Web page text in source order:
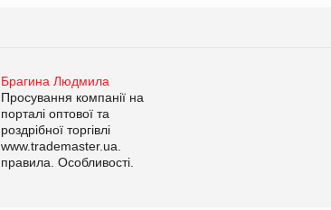
Брагина Людмила
Просування компанії на
порталі оптової та
роздрібної торгівлі
www.trademaster.ua.
правила. Особливості.